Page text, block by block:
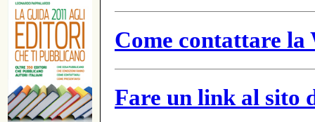
Come contattare
Fare un link al sito